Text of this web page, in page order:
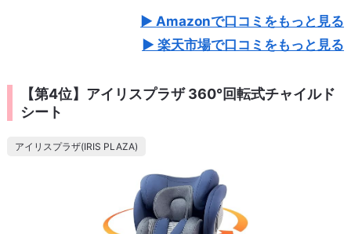
Amazonで口コミをもっと見る
楽天市場で口コミをもっと見る
【第4位】アイリスプラザ 360°回転式チャイルド
シート
アイリスプラザ(IRIS PLAZA)